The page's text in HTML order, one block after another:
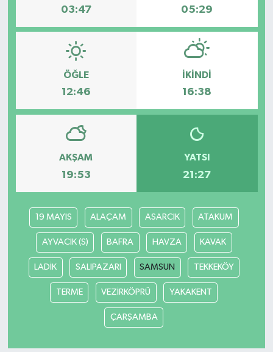
03:47 05:29
ÖĞLE
12:46
İKINDI
16:38
AKŞAM
19:53
YATSI
21:27
19 MAYIS ALAÇAM ASARCIK ATAKUM
AYVACIK (S) BAFRA HAVZA KAVAK
LADİK SALIPAZARI SAMSUN TEKKEKÖY
TERME VEZİRKÖPRÜ YAKAKENT
ÇARŞAMBA
Bilim
Bilim, Teknoloji